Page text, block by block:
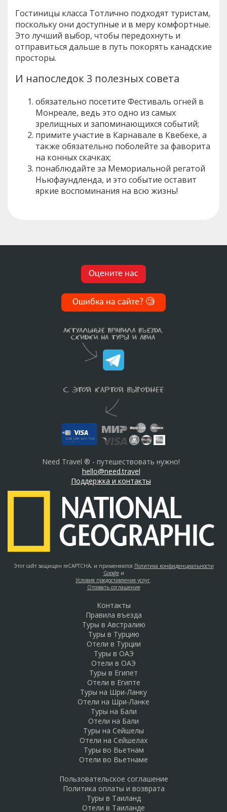
Гостиницы класса Tотлично подходят туристам,
поскольку они доступные и в меру комфортные.
Это лучший выбор, чтобы передохнуть и
отправиться дальше в путь покорять канадские
просторы.
И напоследок 3 полезных совета
обязательно посетите Фестиваль огней в
Монреале, ведь это одно из самых
зрелищных и запоминающихся событий;
примите участие в Карнавале в Квебеке, а
также обязательно поболейте за фаворита
на конных скачках;
понаблюдайте за Мемориальной регатой
Ньюфаундленда, и это событие оставит
яркие воспоминания на всю жизнь!
Оцените нас
Ошибка на сайте? 🧐
Need Travel ® - путешествовать нужно!
hello@need.travel
Поддержка и контакты
Этот сайт защищен reCAPTCHA, и применяются Политика конфиденциальности
Googleи
Условия предоставления услуг.
Отозвать соглашение
Контакты
Правила въезда
Туры в Австралию
Туры в Турцию
Отели в Турции
Туры в ОАЭ
Отели в ОАЭ
Туры в Египет
Отели в Египте
Туры на Шри-Ланку
Отели на Шри-Ланке
Туры на Бали
Отели на Бали
Туры на Сейшелы
Отели на Сейшелах
Туры во Вьетнам
Отели во Вьетнаме
Пользовательское соглашение
Политика оплаты и возврата
Туры в Таиланд
Отели в Таиланде